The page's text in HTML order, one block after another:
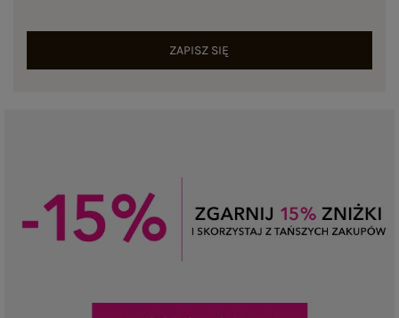
ZAPISZ SIĘ